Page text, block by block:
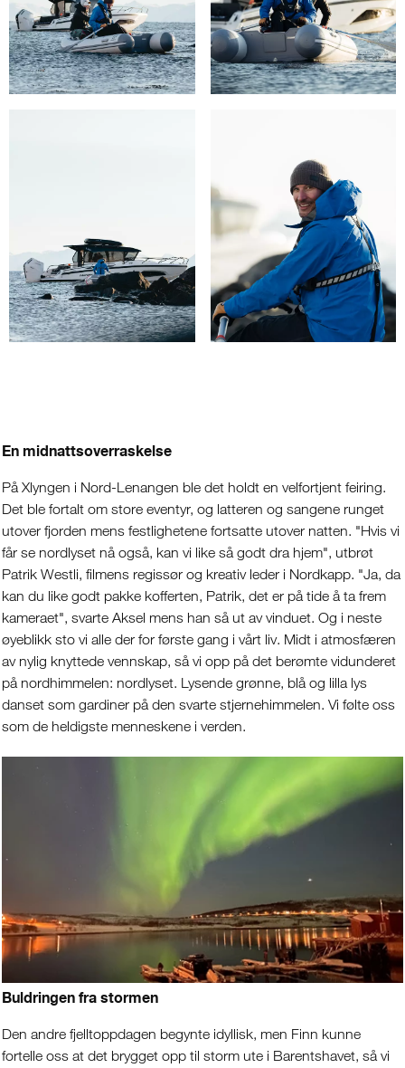
En midnattsoverraskelse
På Xlyngen i Nord-Lenangen ble det holdt en velfortjent feiring.
Det ble fortalt om store eventyr, og latteren og sangene runget
utover fjorden mens festlighetene fortsatte utover natten. "Hvis vi
får se nordlyset nå også, kan vi like så godt dra hjem", utbrøt
Patrik Westli, filmens regissør og kreativ leder i Nordkapp. "Ja, da
kan du like godt pakke kofferten, Patrik, det er på tide å ta frem
kameraet", svarte Aksel mens han så ut av vinduet. Og i neste
øyeblikk sto vi alle der for første gang i vårt liv. Midt i atmosfæren
av nylig knyttede vennskap, så vi opp på det berømte vidunderet
på nordhimmelen: nordlyset. Lysende grønne, blå og lilla lys
danset som gardiner på den svarte stjernehimmelen. Vi følte oss
som de heldigste menneskene i verden.
Buldringen fra stormen
Den andre fjelltoppdagen begynte idyllisk, men Finn kunne
fortelle oss at det brygget opp til storm ute i Barentshavet, så vi